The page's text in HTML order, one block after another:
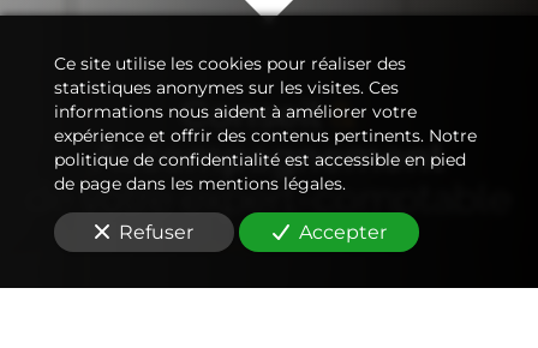
Conseil&
Accompagnement
de votreexpert-comptable
Ce site utilise les cookies pour réaliser des
statistiques anonymes sur les visites. Ces
informations nous aident à améliorer votre
expérience et offrir des contenus pertinents. Notre
politique de confidentialité est accessible en pied
de page dans les mentions légales.
Refuser Accepter